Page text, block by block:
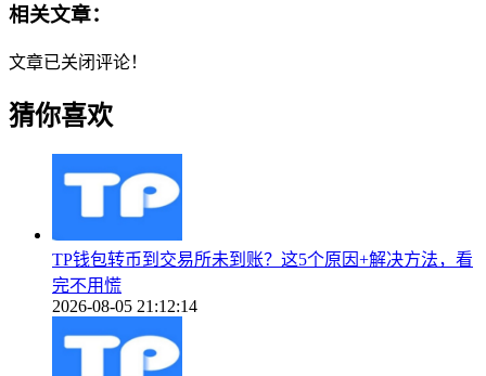
相关文章：
文章已关闭评论！
猜你喜欢
TP钱包转币到交易所未到账？这5个原因+解决方法，看
完不用慌
2026-08-05 21:12:14